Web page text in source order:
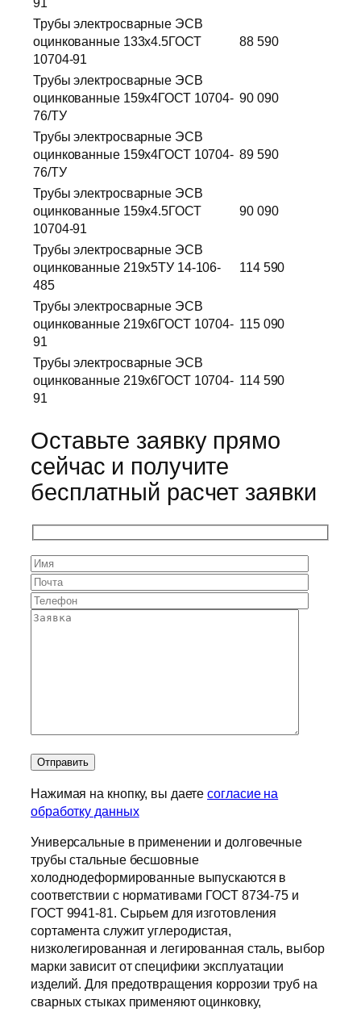
Трубы электросварные ЭСВ
оцинкованные 133х4.5ГОСТ
10704-91
88 590
Трубы электросварные ЭСВ
оцинкованные 159х4ГОСТ 10704-
76/ТУ
90 090
Трубы электросварные ЭСВ
оцинкованные 159х4ГОСТ 10704-
76/ТУ
89 590
Трубы электросварные ЭСВ
оцинкованные 159х4.5ГОСТ
10704-91
90 090
Трубы электросварные ЭСВ
оцинкованные 219х5ТУ 14-106-
485
114 590
Трубы электросварные ЭСВ
оцинкованные 219х6ГОСТ 10704-
91
115 090
Трубы электросварные ЭСВ
оцинкованные 219х6ГОСТ 10704-
91
114 590
Оставьте заявку прямо
сейчас и получите
бесплатный расчет заявки
Нажимая на кнопку, вы даетесогласие на
обработку данных
Универсальные в применении и долговечные
трубы стальные бесшовные
холоднодеформированные выпускаются в
соответствии с нормативами ГОСТ 8734-75 и
ГОСТ 9941-81. Сырьем для изготовления
сортамента служит углеродистая,
низколегированная и легированная сталь, выбор
марки зависит от специфики эксплуатации
изделий. Для предотвращения коррозии труб на
сварных стыках применяют оцинковку,